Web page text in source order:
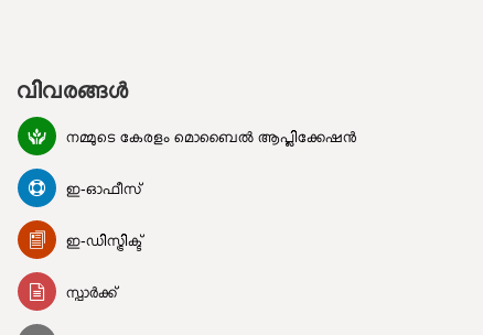
വിവരങ്ങൾ
നമ്മുടെ കേരളം മൊബൈൽ ആപ്ലിക്കേഷൻ
ഇ-ഓഫീസ്
ഇ-ഡിസ്ട്രിക്ട്
സ്പാർക്ക്